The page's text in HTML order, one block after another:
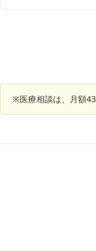
でした。そして、軟
まま、すぐに生理が
いました。現在生理
来たのですが、大陰
が、半日程経つとま
て、その1ヶ月前から
と思われます。 こ
様子を見て良いでし
※医療相談は、月額